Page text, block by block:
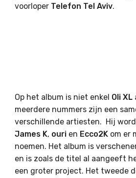
voorloper Telefon Tel Aviv.
Op het album is niet enkel Oli XL
meerdere nummers zijn een
verschillende artiesten. Hij
James K, ouri en Ecco2K om er
noemen. Het album is
en is zoals de titel al aangeeft
een groter project. Het tweede